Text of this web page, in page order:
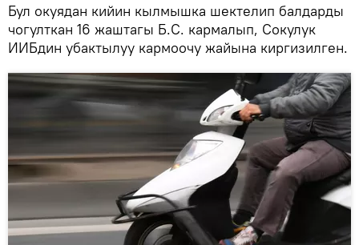
Бул окуядан кийин кылмышка шектелип балдарды
чогулткан 16 жаштагы Б.С. кармалып, Сокулук
ИИБдин убактылуу кармоочу жайына киргизилген.